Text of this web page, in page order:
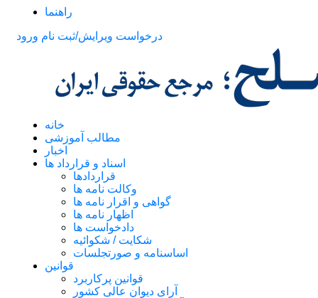
راهنما
درخواست ویرایش/ثبت نام ورود
خانه
مطالب آموزشی
اخبار
اسناد و قرارداد ها
قراردادها
وکالت نامه ها
گواهی و اقرار نامه ها
اظهار نامه ها
دادخواست ها
شکایت / شکوائیه
اساسنامه و صورتجلسات
قوانین
قوانین پرکاربرد
آرای دیوان عالی کشور